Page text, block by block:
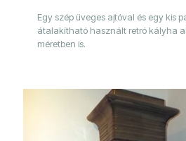
Egy szép üveges ajtóval és egy kis
átalakítható használt retró kályha
méretben is.